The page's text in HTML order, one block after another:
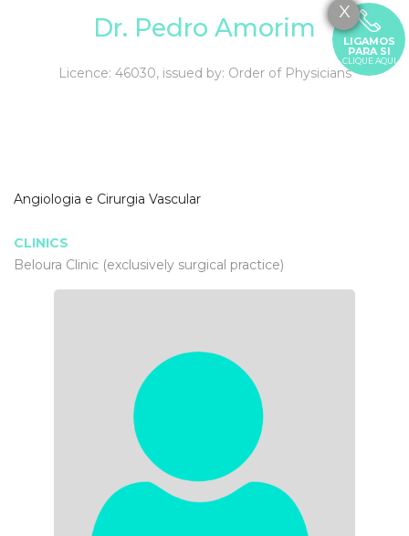
X
LIGAMOS
PARA SI
CLIQUE AQUI
Dr. Pedro Amorim
Licence: 46030, issued by: Order of Physicians
Angiologia e Cirurgia Vascular
CLINICS
Beloura Clinic (exclusively surgical practice)